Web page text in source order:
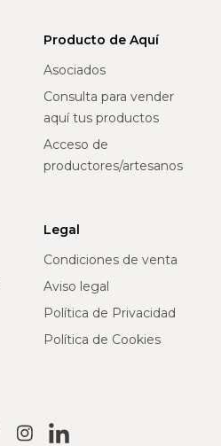
Producto de Aquí
Asociados
Consulta para vender
aquí tus productos
Acceso de
productores/artesanos
Legal
Condiciones de venta
Aviso legal
Política de Privacidad
Política de Cookies